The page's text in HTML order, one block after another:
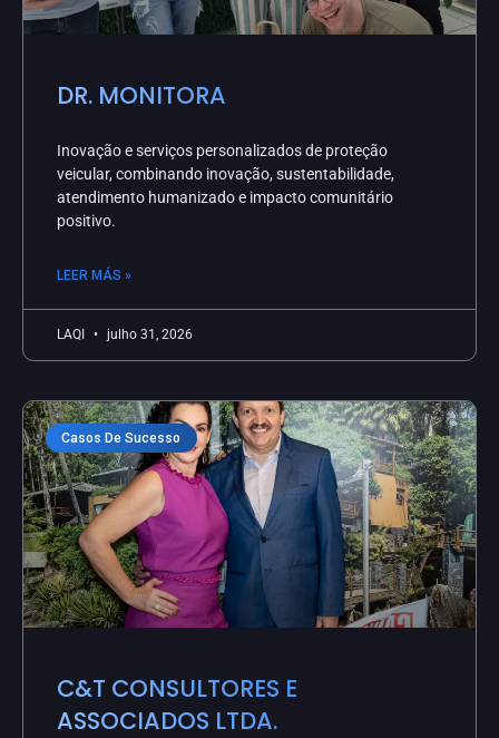
DR. MONITORA
Inovação e serviços personalizados de proteção
veicular, combinando inovação, sustentabilidade,
atendimento humanizado e impacto comunitário
positivo.
LEER MÁS »
LAQI julho 31, 2026
Casos De Sucesso
C&T CONSULTORES E
ASSOCIADOS LTDA.